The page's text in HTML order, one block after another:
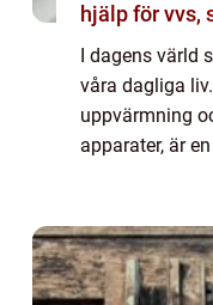
hjälp för vvs,
I dagens värld
våra dagliga
uppvärmning
apparater, är